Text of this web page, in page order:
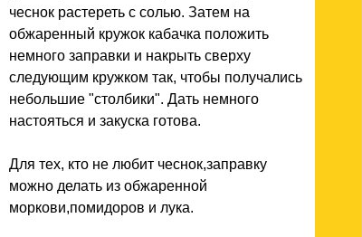
чеснок растереть с солью. Затем на
обжаренный кружок кабачка положить
немного заправки и накрыть сверху
следующим кружком так, чтобы получались
небольшие "столбики". Дать немного
настояться и закуска готова.
Для тех, кто не любит чеснок,заправку
можно делать из обжаренной
моркови,помидоров и лука.